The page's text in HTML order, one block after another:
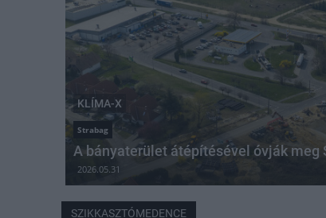
KLÍMA-X
Strabag
A bányaterület átépítésével óvják meg
2026.05.31
SZIKKASZTÓMEDENCE